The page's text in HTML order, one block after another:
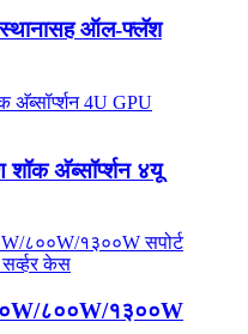
स्थानासह ऑल-फ्लॅश
शॉक अ‍ॅब्सॉर्प्शन ४यू
८००W/१३००W